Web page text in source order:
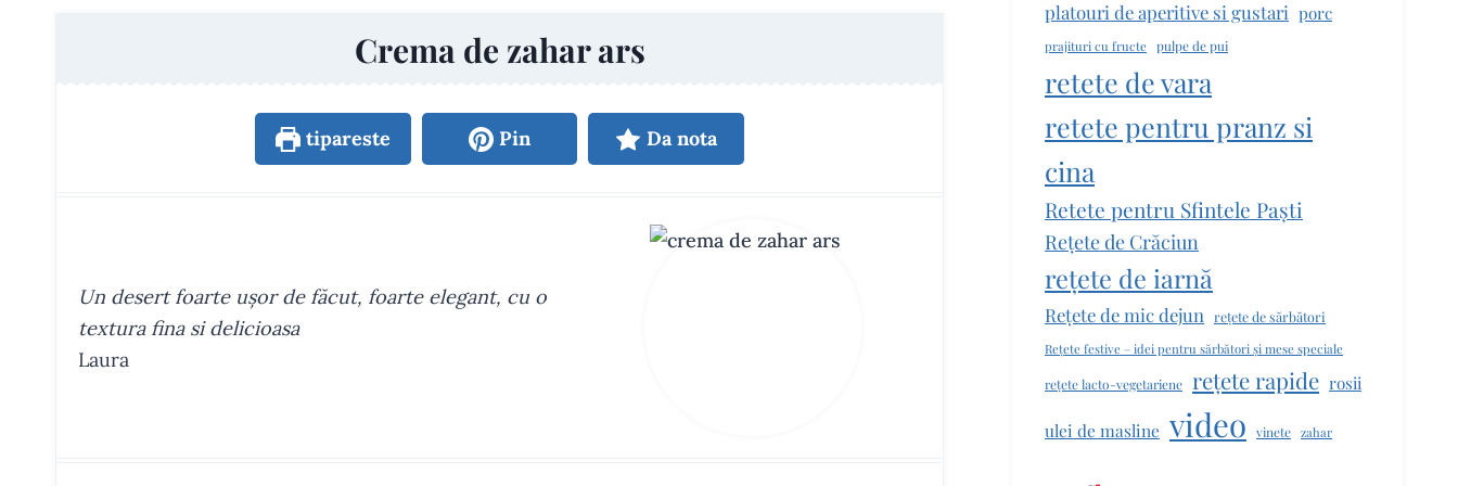
Crema de zahar ars
tipareste Pin Da nota
Un desert foarte ușor de făcut, foarte elegant, cu o
textura fina si delicioasa
Laura
platouri de aperitive si gustari porc
prajituri cu fructe pulpe de pui
retete de vara
retete pentru pranz si
cina
Retete pentru Sfintele Paști
Rețete de Crăciun
rețete de iarnă
Rețete de mic dejun rețete de sărbători
Rețete festive – idei pentru sărbători și mese speciale
rețete lacto-vegetariene rețete rapide rosii
ulei de masline video vinete zahar